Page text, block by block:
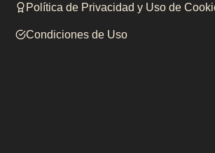
Política de Privacidad y Uso de
Condiciones de Uso